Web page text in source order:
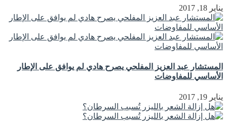
يناير 18, 2017
المستشار عبد العزيز المفلحي يصرح هادي لم يوافق على الإطار
الأساسي للمفاوضات
يناير 19, 2017